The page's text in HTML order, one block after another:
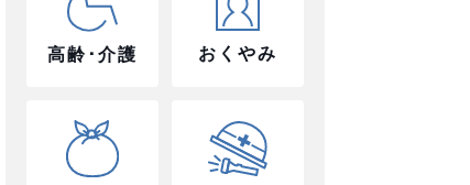
高齢･介護 おくやみ